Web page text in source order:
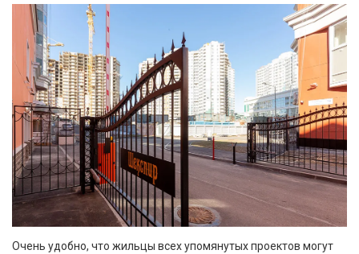
Очень удобно, что жильцы всех упомянутых проектов могут